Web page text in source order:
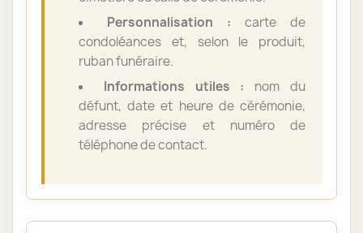
Personnalisation : carte de
condoléances et, selon le produit,
ruban funéraire.
Informations utiles : nom du
défunt, date et heure de cérémonie,
adresse précise et numéro de
téléphone de contact.